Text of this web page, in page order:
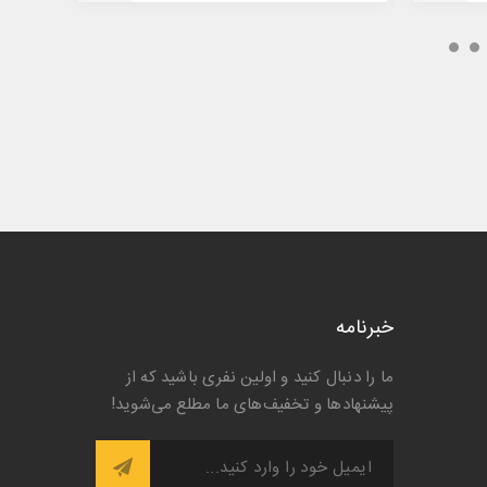
خبرنامه
ما را دنبال کنید و اولین نفری باشید که از
پیشنها‌د‌ها و تخفیف‌های ما مطلع می‌شوید!